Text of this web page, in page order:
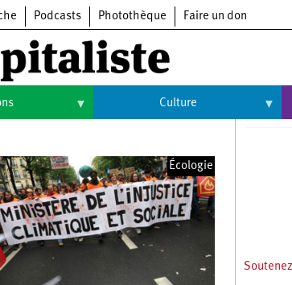
Podcasts Photothèque Faire un don
Culture
Arts
Cinéma
Expositions
Livres
Écologie